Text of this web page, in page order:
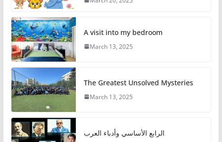
A visit into my bedroom
March 13, 2025
The Greatest Unsolved Mysteries
March 13, 2025
الرابع الأساسي وأدباء العرب